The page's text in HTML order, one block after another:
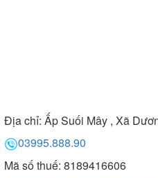
Địa chỉ: Ấp Suối Mây , Xã
03995.888.90
Mã số thuế: 8189416606